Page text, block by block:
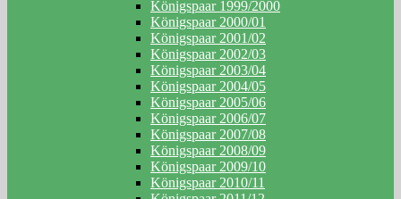
Königspaar 1999/2000
Königspaar 2000/01
Königspaar 2001/02
Königspaar 2002/03
Königspaar 2003/04
Königspaar 2004/05
Königspaar 2005/06
Königspaar 2006/07
Königspaar 2007/08
Königspaar 2008/09
Königspaar 2009/10
Königspaar 2010/11